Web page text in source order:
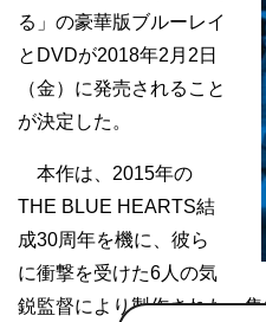
る」の豪華版ブルーレイ
とDVDが2018年2月2日
（金）に発売されること
が決定した。
本作は、2015年の
THE BLUE HEARTS結
成30周年を機に、彼ら
に衝撃を受けた6人の気
鋭監督により製作された。